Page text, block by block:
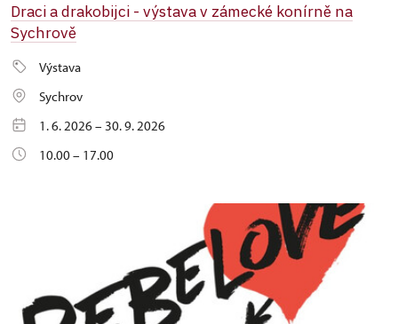
Draci a drakobijci - výstava v zámecké konírně na
Sychrově
Výstava
Sychrov
1. 6. 2026 – 30. 9. 2026
10.00 – 17.00